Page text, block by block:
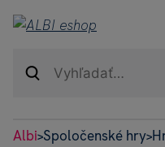
Albi>Spoločenské hry>